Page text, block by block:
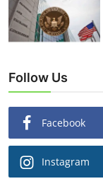
Follow Us
Facebook
Instagram